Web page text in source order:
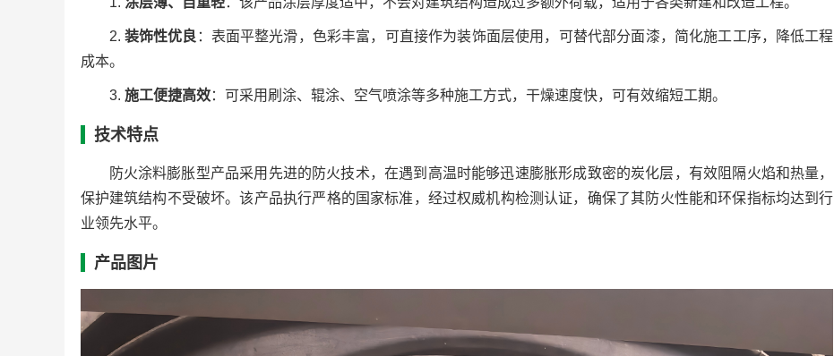
2. 装饰性优良 ：表面平整光滑，色彩丰富，可直接作为装饰面层使用，可替代部分面漆，简化施工工序，降低工程
成本。
3. 施工便捷高效：可采用刷涂、辊涂、空气喷涂等多种施工方式，干燥速度快，可有效缩短工期。
技术特点
防火涂料膨胀型产品采用先进的防火技术，在遇到高温时能够迅速膨胀形成致密的炭化层，有效阻隔火焰和热量，
保护建筑结构不受破坏。该产品执行严格的国家标准，经过权威机构检测认证，确保了其防火性能和环保指标均达到行
业领先水平。
产品图片